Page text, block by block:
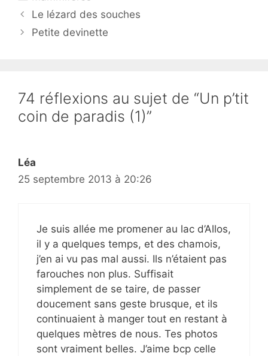
Le lézard des souches
Petite devinette
74 réflexions au sujet de “Un p’tit
coin de paradis (1)”
Léa
25 septembre 2013 à 20:26
Je suis allée me promener au lac d’Allos,
il y a quelques temps, et des chamois,
j’en ai vu pas mal aussi. Ils n’étaient pas
farouches non plus. Suffisait
simplement de se taire, de passer
doucement sans geste brusque, et ils
continuaient à manger tout en restant à
quelques mètres de nous. Tes photos
sont vraiment belles. J’aime bcp celle